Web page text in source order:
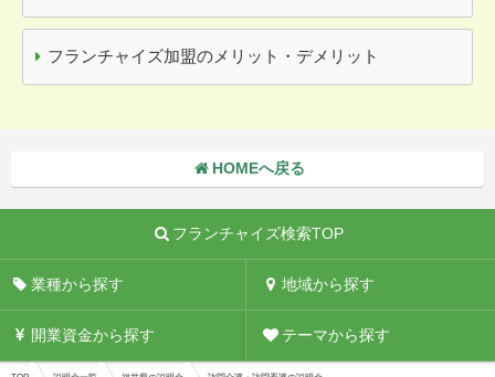
フランチャイズ加盟のメリット・デメリット
HOMEへ戻る
フランチャイズ検索TOP
業種から探す 地域から探す
開業資金から探す テーマから探す